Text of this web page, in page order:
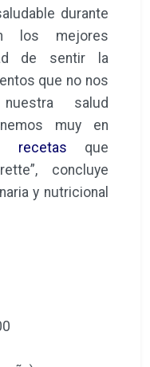
durante
los mejores
de sentir la
que no nos
salud
muy en
recetas que
concluye
y nutricional